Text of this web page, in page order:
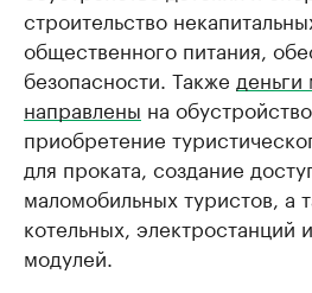
строительство
общественного питания,
безопасности. Также деньги
направлены на
приобретение
для проката, создание
маломобильных туристов, а
котельных, электростанций
модулей.